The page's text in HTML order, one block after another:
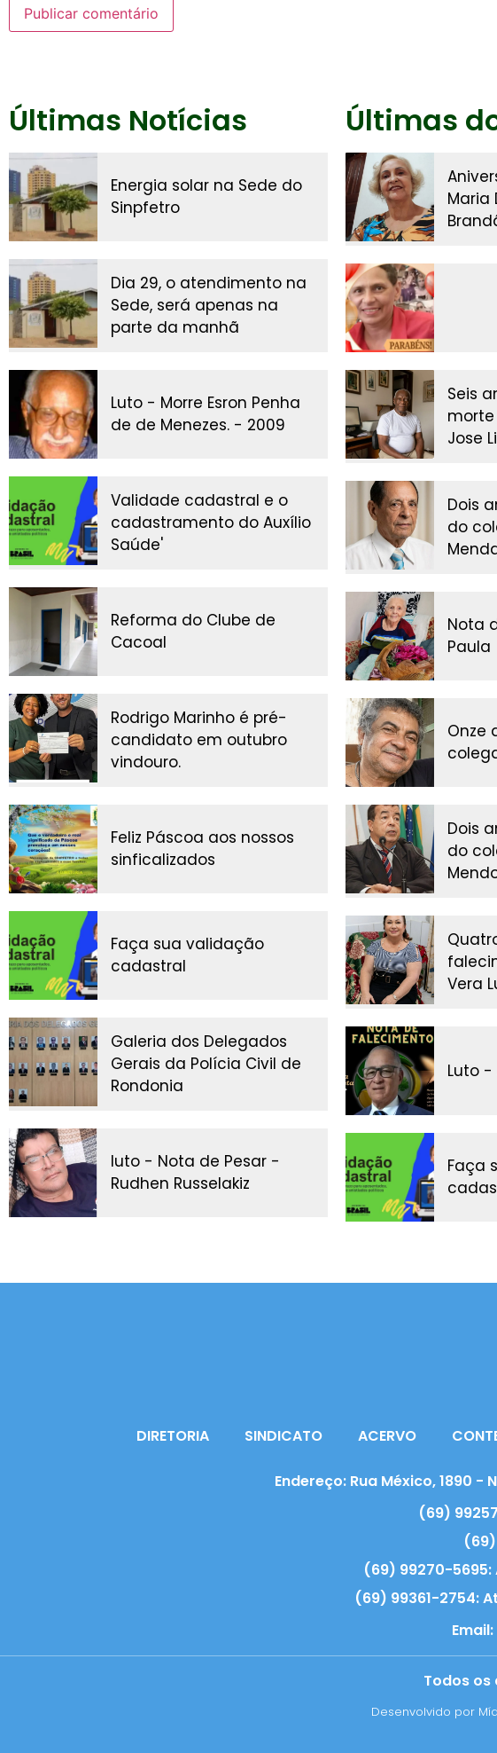
Últimas Notícias
Energia solar na Sede do
Sinpfetro
Dia 29, o atendimento na
Sede, será apenas na
parte da manhã
Luto - Morre Esron Penha
de de Menezes. - 2009
Validade cadastral e o
cadastramento do Auxílio
Saúde'
Reforma do Clube de
Cacoal
Rodrigo Marinho é pré-
candidato em outubro
vindouro.
Feliz Páscoa aos nossos
sinficalizados
Faça sua validação
cadastral
Galeria dos Delegados
Gerais da Polícia Civil de
Rondonia
luto - Nota de Pesar -
Rudhen Russelakiz
Últimas
Maria
Seis
Jose
Dois
do
Nota
Paula
Onze
Dois
do
Vera
Luto -
Faça
DIRETORIA SINDICATO ACERVO
Endereço: Rua México, 1890 -
(69)
(69) 99270-5695:
(69) 99361-2754:
Email:
Todos os
Desenvolvido por